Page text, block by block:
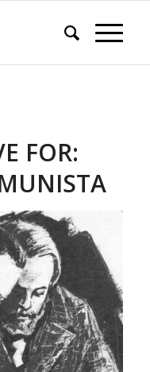
FOR: